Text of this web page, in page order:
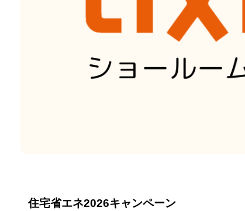
住宅省エネ2026キャンペーン